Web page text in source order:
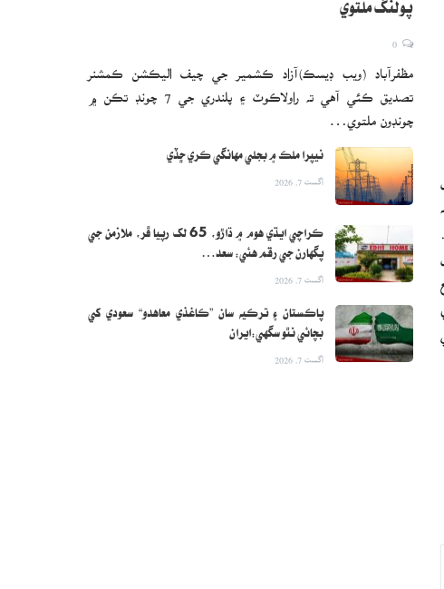
پولنگ ملتوي
مظفرآباد (ويب ڊيسڪ)آزاد ڪشمير جي چيف اليڪشن ڪمشنر
چونڊون ملتوي…
نيپرا ملڪ ۾ بجلي مهانگي ڪري ڇڏي
اگست 7, 2026
ڪراچي ايڌي هوم ۾ ڌاڙو، 65 لک رپيا ڦر، ملازمن جي
پگهارن جي رقم هئي: سعد…
اگست 7, 2026
پاڪستان ۽ ترڪيه سان ”ڪاغذي معاهدو“ سعودي کي
بچائي نٿو سگهي:ايران
اگست 7, 2026